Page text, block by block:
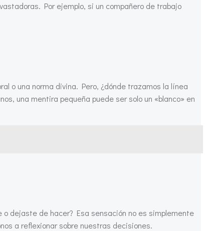
Por ejemplo, si un compañero de trabajo
o una norma divina. Pero, ¿dónde trazamos la línea
una mentira pequeña puede ser solo un «blanco» en
o dejaste de hacer? Esa sensación no es simplemente
a reflexionar sobre nuestras decisiones.